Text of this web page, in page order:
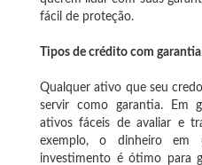
fácil de proteção.
Tipos de crédito com garantia
Qualquer ativo que seu
servir como garantia. Em
ativos fáceis de avaliar e
exemplo, o dinheiro em
investimento é ótimo para